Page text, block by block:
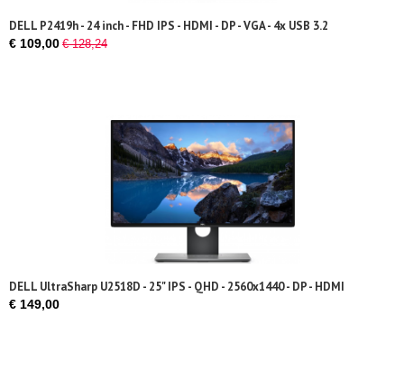
DELL P2419h - 24 inch - FHD IPS - HDMI - DP - VGA - 4x USB 3.2
€ 109,00 € 128,24
DELL UltraSharp U2518D - 25" IPS - QHD - 2560x1440 - DP - HDMI
€ 149,00